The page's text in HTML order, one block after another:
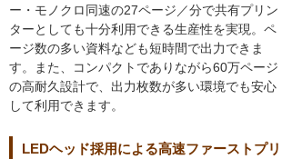
ー・モノクロ同速の27ページ／分で共有プリン
ターとしても十分利用できる生産性を実現。ペ
ージ数の多い資料なども短時間で出力できま
す。また、コンパクトでありながら60万ページ
の高耐久設計で、出力枚数が多い環境でも安心
して利用できます。
LEDヘッド採用による高速ファーストプリ